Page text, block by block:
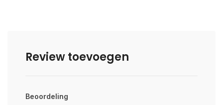
Review toevoegen
Beoordeling